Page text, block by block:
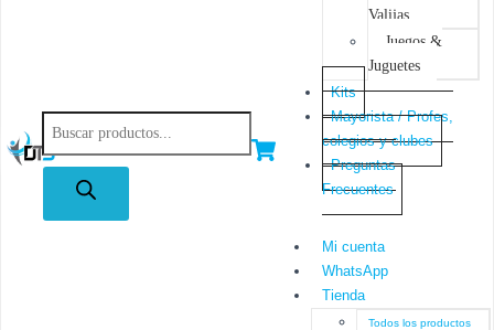
Valijas
Juegos &
Juguetes
Kits
Mayorista / Profes,
colegios y clubes
Preguntas
Frecuentes
Mi cuenta
WhatsApp
Tienda
Todos los productos